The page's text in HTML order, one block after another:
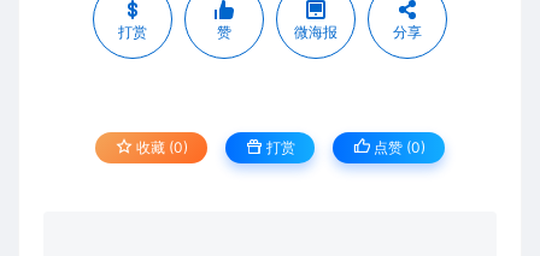
打赏 赞 微海报 分享
收藏 (0) 打赏 点赞 (0)